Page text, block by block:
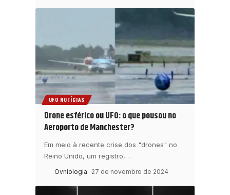
UFO NOTÍCIAS
Drone esférico ou UFO: o que pousou no
Aeroporto de Manchester?
Em meio à recente crise dos "drones" no
Reino Unido, um registro,…
Ovniologia 27 de novembro de 2024